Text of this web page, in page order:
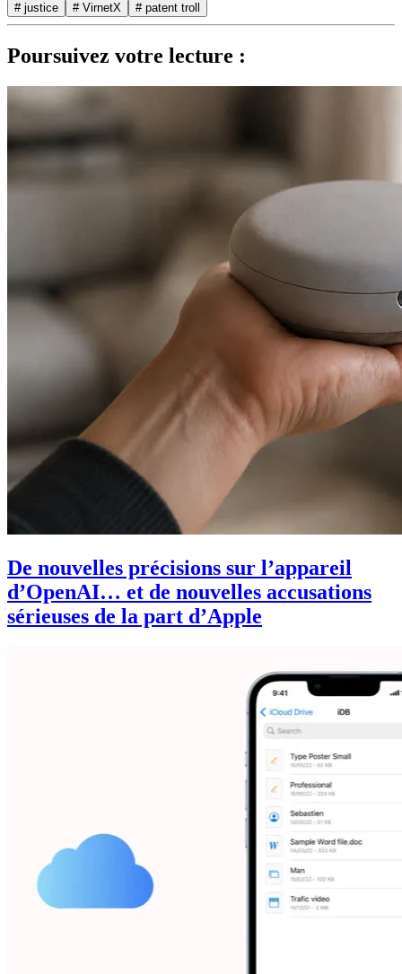
# justice # VirnetX # patent troll
Poursuivez votre lecture :
De nouvelles précisions sur l’appareil
d’OpenAI… et de nouvelles accusations
sérieuses de la part d’Apple